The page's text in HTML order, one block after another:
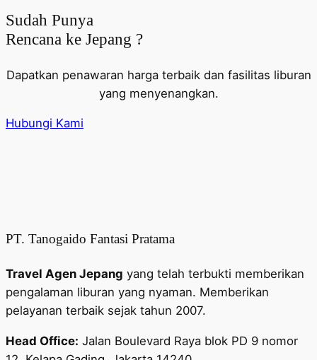
Sudah Punya
Rencana ke Jepang ?
Dapatkan penawaran harga terbaik dan fasilitas liburan
yang menyenangkan.
Hubungi Kami
PT. Tanogaido Fantasi Pratama
Travel Agen Jepang yang telah terbukti memberikan
pengalaman liburan yang nyaman. Memberikan
pelayanan terbaik sejak tahun 2007.
Head Office: Jalan Boulevard Raya blok PD 9 nomor